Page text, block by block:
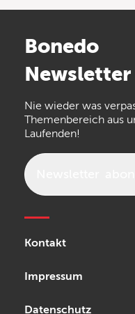
Bonedo
Newsletter
Nie wieder was
Themenbereich aus
Laufenden!
Kontakt
Impressum
Datenschutz